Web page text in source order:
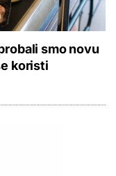
smo novu
koristi